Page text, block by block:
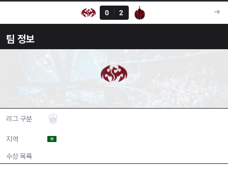
0
2
팀 정보
리그 구분
지역
수상 목록